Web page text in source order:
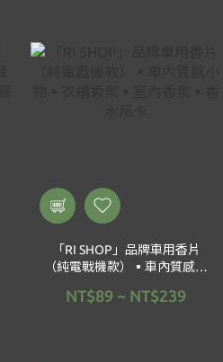
「RI SHOP」品牌車用香片
（純電戰機款）▪️車內質感小
水吊卡
NT$89 ~ NT$239